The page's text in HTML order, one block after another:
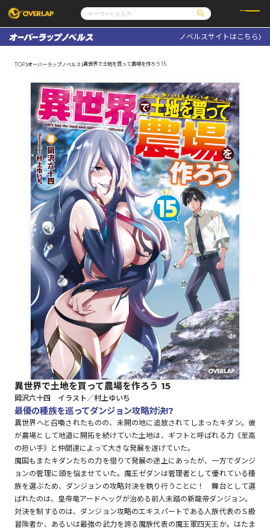
コミックガルド
コミッククリエ
文庫
ノベルス
その他
コミックエッセイ
ポケットモンスター
アニメ
ゲーム
通販・NEWS
OVERLAP STORE
オーバーラップ広報室
企業
会社概要
採用情報
アクセス
オーバーラップホールディングス
お問い合わせはこちら
オーバーラップ文庫
オーバーラップノベルス
オーバーラップノベルスf
ロサージュノベルス
コミックガルド
コミッククリエ
リキューレ
コミックパルフェ
ノベルスサイトはこちら
TOP オーバーラップノベルス 異世界で土地を買って農場を作ろう 15
異世界で土地を買って農場を作ろう 15
岡沢六十四 イラスト／村上ゆいち
最優の種族を巡ってダンジョン攻略対決!?
異世界へと召喚されたものの、未開の地に追放されてしまったキダン。彼
が農場として地道に開拓を続けていた土地は、ギフトと呼ばれる力《至高
の担い手》と仲間達によって大きな発展を遂げていた。
魔国もまたキダンたちの力を借りて発展の途上にあったが、一方でダンジ
ョンの管理に頭を悩ませていた。魔王ゼダンは管理者として優れている種
族を選ぶため、ダンジョンの攻略対決を執り行うことに！ 舞台として選
ばれたのは、皇帝竜アードヘッグが治める前人未踏の新龍帝ダンジョン。
対決を制するのは、ダンジョン攻略のエキスパートである人族代表のＳ級
冒険者か、あるいは最強の武力を誇る魔族代表の魔王軍四天王か。はたま